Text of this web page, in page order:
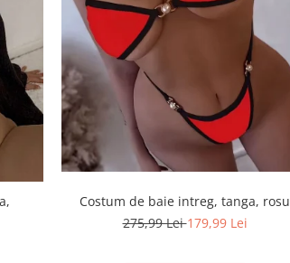
Costum de baie intreg, tanga, rosu
275,99 Lei179,99 Lei